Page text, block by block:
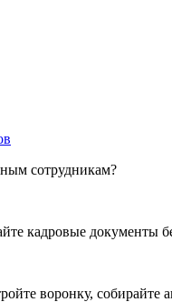
сотрудникам?
кадровые документы
воронку, собирайте